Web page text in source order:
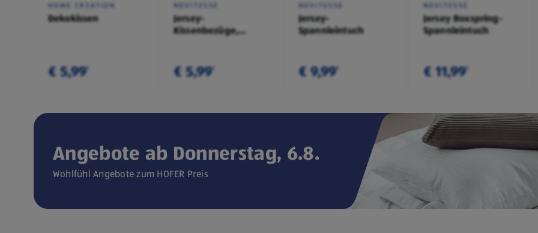
HOME CREATION
Dekokissen
€ 5,99¹
NOVITESSE
Jersey-
Kissenbezüge,
€ 5,99¹
NOVITESSE
Jersey-
Spannleintuch
€ 9,99¹
NOVITESSE
Jersey Boxspring-
Spannleintuch
€ 11,99¹
Angebote ab Donnerstag, 6.8.
Wohlfühl Angebote zum HOFER Preis